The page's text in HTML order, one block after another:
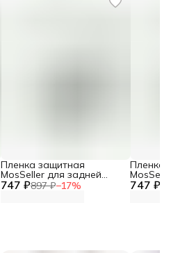
747 ₽897 ₽−17%
Пленка защитная
MosSeller для задней
панели для Oppo Reno 12 747 ₽
Пленка
панели